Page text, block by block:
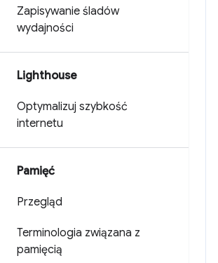
Zapisywanie śladów
wydajności
Lighthouse
Optymalizuj szybkość
internetu
Pamięć
Przegląd
Terminologia związana z
pamięcią